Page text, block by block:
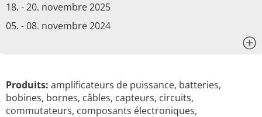
18. - 20. novembre 2025
05. - 08. novembre 2024
Produits: amplificateurs de puissance, batteries,
bobines, bornes, câbles, capteurs, circuits,
commutateurs, composants électroniques,